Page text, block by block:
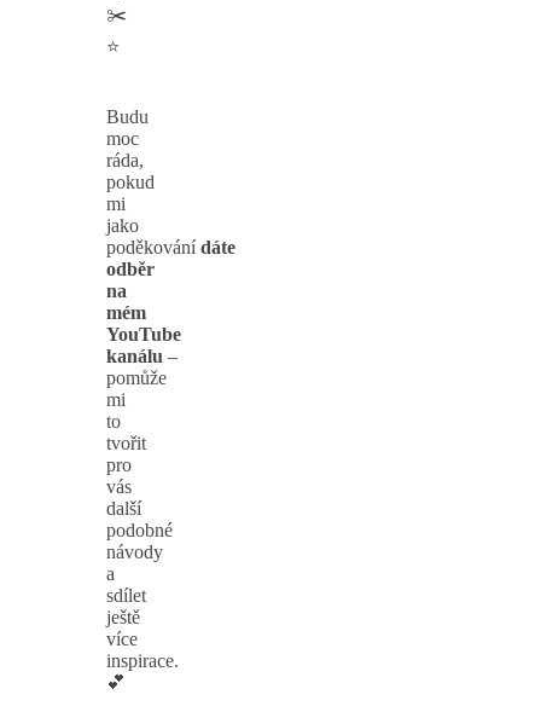
✂️
⭐
Budu
moc
ráda,
pokud
mi
jako
poděkovánídáte
odběr
na
mém
YouTube
kanálu –
pomůže
mi
to
tvořit
pro
vás
další
podobné
návody
a
sdílet
ještě
více
inspirace.
💕